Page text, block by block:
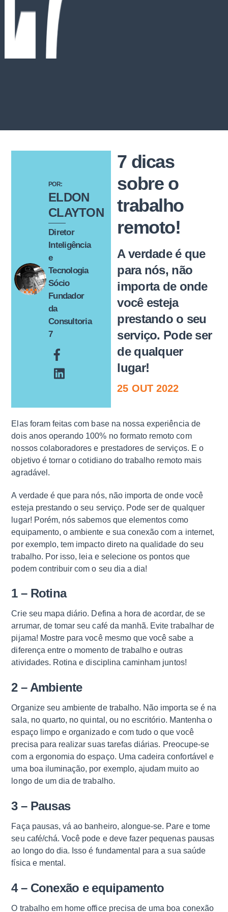
POR:
ELDON
CLAYTON
Diretor
Inteligência
e
Tecnologia
Sócio
Fundador
da
Consultoria
7
7 dicas
sobre o
trabalho
remoto!
A verdade é que
para nós, não
importa de onde
você esteja
prestando o seu
serviço. Pode ser
de qualquer
lugar!
25 OUT 2022
Elas foram feitas com base na nossa experiência de
dois anos operando 100% no formato remoto com
nossos colaboradores e prestadores de serviços. E o
objetivo é tornar o cotidiano do trabalho remoto mais
agradável.
A verdade é que para nós, não importa de onde você
esteja prestando o seu serviço. Pode ser de qualquer
lugar! Porém, nós sabemos que elementos como
equipamento, o ambiente e sua conexão com a internet,
por exemplo, tem impacto direto na qualidade do seu
trabalho. Por isso, leia e selecione os pontos que
podem contribuir com o seu dia a dia!
1 – Rotina
Crie seu mapa diário. Defina a hora de acordar, de se
arrumar, de tomar seu café da manhã. Evite trabalhar de
pijama! Mostre para você mesmo que você sabe a
diferença entre o momento de trabalho e outras
atividades. Rotina e disciplina caminham juntos!
2 – Ambiente
Organize seu ambiente de trabalho. Não importa se é na
sala, no quarto, no quintal, ou no escritório. Mantenha o
espaço limpo e organizado e com tudo o que você
precisa para realizar suas tarefas diárias. Preocupe-se
com a ergonomia do espaço. Uma cadeira confortável e
uma boa iluminação, por exemplo, ajudam muito ao
longo de um dia de trabalho.
3 – Pausas
Faça pausas, vá ao banheiro, alongue-se. Pare e tome
seu café/chá. Você pode e deve fazer pequenas pausas
ao longo do dia. Isso é fundamental para a sua saúde
física e mental.
4 – Conexão e equipamento
O trabalho em home office precisa de uma boa conexão